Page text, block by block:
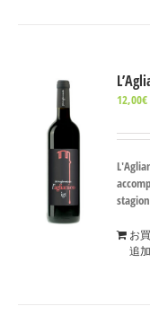
12,00€
お
追加